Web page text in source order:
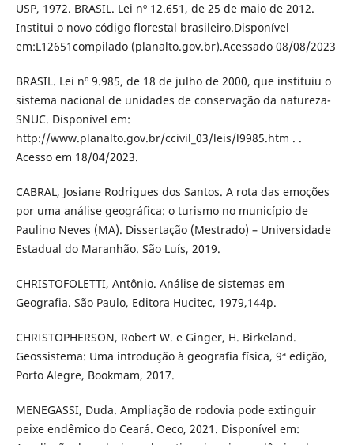
USP, 1972. BRASIL. Lei nº 12.651, de 25 de maio de 2012.
Institui o novo código florestal brasileiro.Disponível
em:L12651compilado (planalto.gov.br).Acessado 08/08/2023
BRASIL. Lei nº 9.985, de 18 de julho de 2000, que instituiu o
sistema nacional de unidades de conservação da natureza-
SNUC. Disponível em:
http://www.planalto.gov.br/ccivil_03/leis/l9985.htm . .
Acesso em 18/04/2023.
CABRAL, Josiane Rodrigues dos Santos. A rota das emoções
por uma análise geográfica: o turismo no município de
Paulino Neves (MA). Dissertação (Mestrado) – Universidade
Estadual do Maranhão. São Luís, 2019.
CHRISTOFOLETTI, Antônio. Análise de sistemas em
Geografia. São Paulo, Editora Hucitec, 1979,144p.
CHRISTOPHERSON, Robert W. e Ginger, H. Birkeland.
Geossistema: Uma introdução à geografia física, 9ª edição,
Porto Alegre, Bookmam, 2017.
MENEGASSI, Duda. Ampliação de rodovia pode extinguir
peixe endêmico do Ceará. Oeco, 2021. Disponível em: